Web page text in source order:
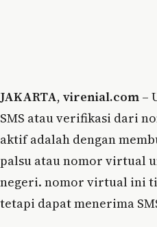
JAKARTA, virenial.com –
SMS atau verifikasi dari
aktif adalah dengan
palsu atau nomor virtual
negeri. nomor virtual ini
tetapi dapat menerima